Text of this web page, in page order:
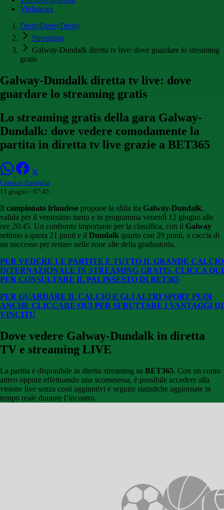
Violanews
DerbyDerbyDerby
Streaming
Galway-Dundalk diretta tv live: dove guardare lo streaming
gratis
Galway-Dundalk diretta tv live: dove
guardare lo streaming gratis
Lo streaming gratis della gara Galway-
Dundalk: dove vedere comodamente la
partita in diretta tv live grazie a BET365
Carmine Panarella
11 giugno - 07:45
Il campionato irlandese propone la sfida tra Galway-Dundalk,
valida per il ventesimo turno e in programma venerdì 12 giugno alle
ore 20:45. Un confronto importante per la classifica, con il Galway
settimo a quota 21 punti e il Dundalk quarto con 29 punti, a caccia di
un successo per restare nelle zone alte della graduatoria.
PER VEDERE LE PARTITE E TUTTO IL GRANDE CALCIO
INTERNAZIONALE IN STREAMING GRATIS, CLICCA QUI
PER CONSULTARE IL PALINSESTO DI BET365
PER GUARDARE IL CALCIO E GLI ALTRI SPORT PUOI
ANCHE CLICCARE QUI PER SFRUTTARE I VANTAGGI DI
VINCITU
Dove vedere Galway-Dundalk in diretta
TV e streaming LIVE
La partita è disponibile in diretta streaming su BET365. Con un conto
attivo oppure effettuando una scommessa, è possibile accedere alla
visione live senza costi aggiuntivi e seguire statistiche aggiornate in
tempo reale durante l’incontro.